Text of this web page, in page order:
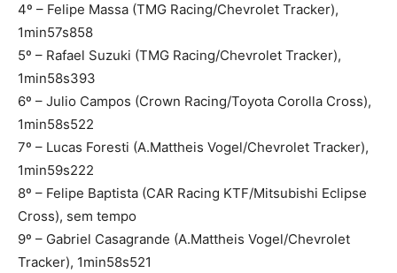
4º – Felipe Massa (TMG Racing/Chevrolet Tracker),
1min57s858
5º – Rafael Suzuki (TMG Racing/Chevrolet Tracker),
1min58s393
6º – Julio Campos (Crown Racing/Toyota Corolla Cross),
1min58s522
7º – Lucas Foresti (A.Mattheis Vogel/Chevrolet Tracker),
1min59s222
8º – Felipe Baptista (CAR Racing KTF/Mitsubishi Eclipse
Cross), sem tempo
9º – Gabriel Casagrande (A.Mattheis Vogel/Chevrolet
Tracker), 1min58s521